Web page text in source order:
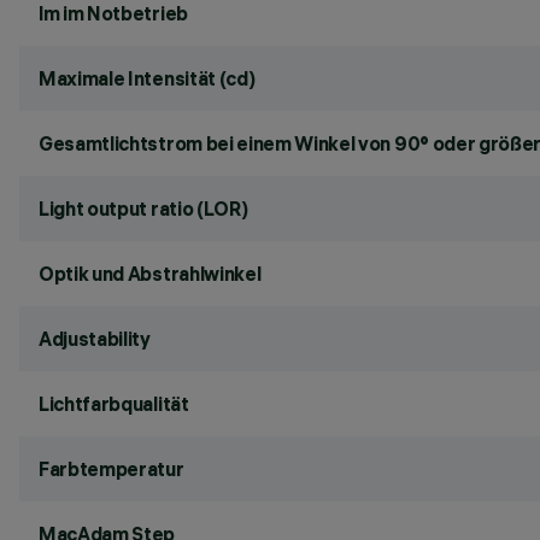
lm im Notbetrieb
Maximale Intensität (cd)
Gesamtlichtstrom bei einem Winkel von 90° oder
Light output ratio (LOR)
Optik und Abstrahlwinkel
Adjustability
Lichtfarbqualität
Farbtemperatur
MacAdam Step